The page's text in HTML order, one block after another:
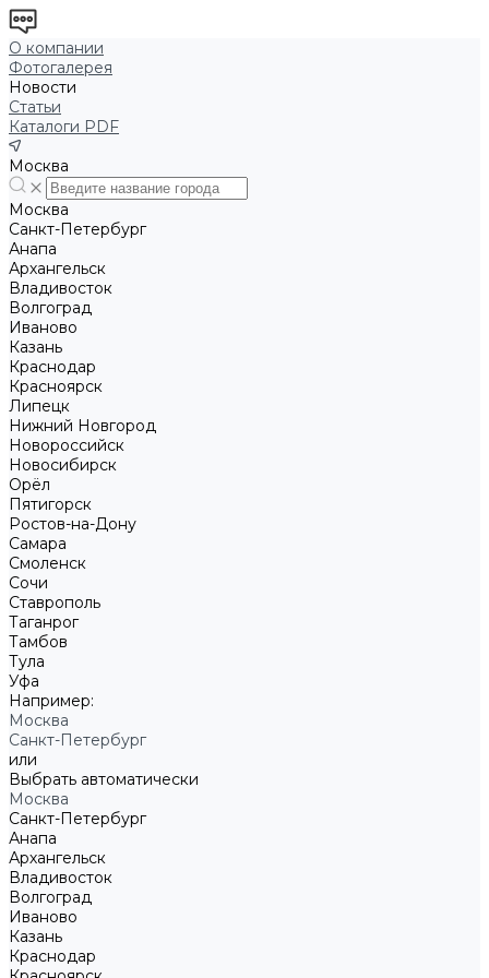
О компании
Фотогалерея
Новости
Статьи
Каталоги PDF
Москва
Москва
Санкт-Петербург
Анапа
Архангельск
Владивосток
Волгоград
Иваново
Казань
Краснодар
Красноярск
Липецк
Нижний Новгород
Новороссийск
Новосибирск
Орёл
Пятигорск
Ростов-на-Дону
Самара
Смоленск
Сочи
Ставрополь
Таганрог
Тамбов
Тула
Уфа
Например:
Москва
Санкт-Петербург
или
Выбрать автоматически
Москва
Санкт-Петербург
Анапа
Архангельск
Владивосток
Волгоград
Иваново
Казань
Краснодар